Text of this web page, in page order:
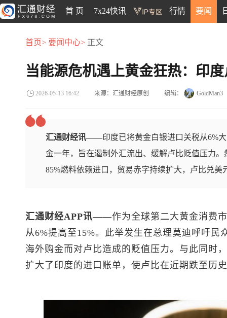
首 页 7x24快讯 行情 要闻
首页> 要闻中心> 正文
当能源危机遇上黄金狂热：印
2026-05-13 16:42 来源：汇通财经原创 编辑： GoldMan3
汇通财经讯——印度已将黄金白银进口关税从6%
金一年，旨在遏制外汇流出、缓解卢比贬值压力
85%燃料依赖进口，贸易赤字持续扩大，卢比兑美
汇通财经APP讯——作为全球第二大黄金消费
从6%提高至15%。此举发生在总理莫迪呼吁
海外购金而对卢比造成的贬值压力。与此同时
扩大了印度的进口账单，使卢比在近期跌至历